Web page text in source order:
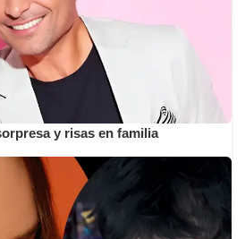
y risas en familia